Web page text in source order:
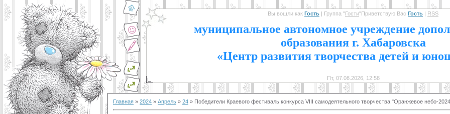
Вы вошли как Гость | Группа "Гости"Приветствую Вас Гость | RSS
муниципальное автономное учреждение
образования г. Хабаровска
«Центр развития творчества детей и
Пт, 07.08.2026, 12:58
Главная » 2024 » Апрель » 24 » Победители Краевого фестиваль конкурса VIII самодеятельного творчества "Оранжевое небо-